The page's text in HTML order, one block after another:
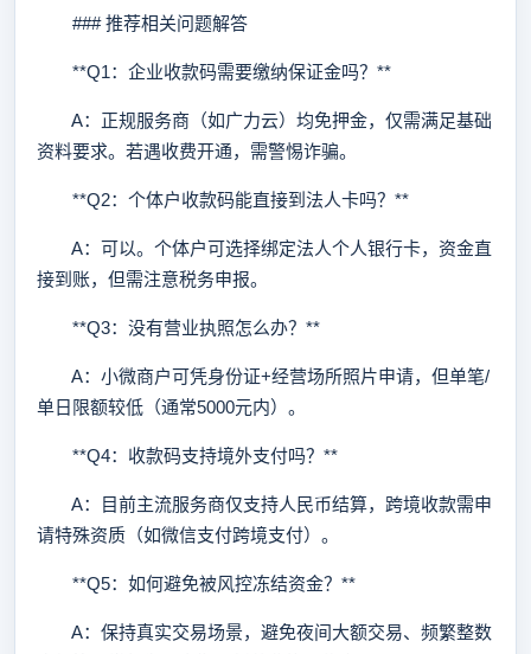
### 推荐相关问题解答
**Q1：企业收款码需要缴纳保证金吗？**
A：正规服务商（如广力云）均免押金，仅需满足基础
资料要求。若遇收费开通，需警惕诈骗。
**Q2：个体户收款码能直接到法人卡吗？**
A：可以。个体户可选择绑定法人个人银行卡，资金直
接到账，但需注意税务申报。
**Q3：没有营业执照怎么办？**
A：小微商户可凭身份证+经营场所照片申请，但单笔/
单日限额较低（通常5000元内）。
**Q4：收款码支持境外支付吗？**
A：目前主流服务商仅支持人民币结算，跨境收款需申
请特殊资质（如微信支付跨境支付）。
**Q5：如何避免被风控冻结资金？**
A：保持真实交易场景，避免夜间大额交易、频繁整数